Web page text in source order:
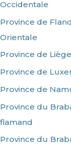
Occidentale
Province de
Orientale
Province de Liège
Province de
Province de
Province du
flamand
Province du